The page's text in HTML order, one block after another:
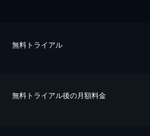
無料トライアル
無料トライアル後の⽉額料金